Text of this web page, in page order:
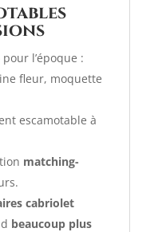
pour l’époque :
fleur, moquette
escamotable à
matching-
cabriolet
beaucoup plus